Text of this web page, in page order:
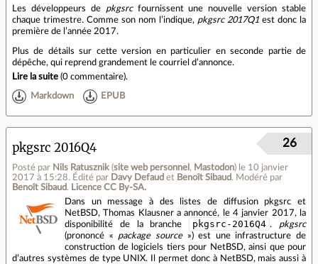
Les développeurs de pkgsrcfournissent une nouvelle version stable
chaque trimestre. Comme son nom l’indique, pkgsrc 2017Q1 est donc la
première de l’année 2017.
Plus de détails sur cette version en particulier en seconde partie de
dépêche, qui reprend grandement le courriel d’annonce.
Lire la suite (0 commentaire).
Markdown EPUB
pkgsrc 2016Q4
Posté par Nils Ratusznik (site web personnel , Mastodon) le 10 janvier
2017 à 15:28. Édité par Davy Defaud et Benoît Sibaud. Modéré par
Benoît Sibaud. Licence CC By‑SA.
26
Dans un message à des listes de diffusion pkgsrc et
NetBSD, Thomas Klausner a annoncé, le 4 janvier 2017, la
disponibilité de la branche
pkgsrc-2016Q4 . pkgsrc
(prononcé « package source») est une infrastructure de
construction de logiciels tiers pour NetBSD, ainsi que pour
d’autres systèmes de type UNIX. Il permet donc à NetBSD, mais aussi à